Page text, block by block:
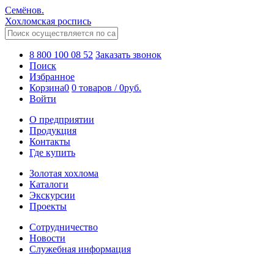
Семёнов.
Хохломская роспись
8 800 100 08 52 Заказать звонок
Поиск
Избранное
Корзина0 0 товаров /0руб.
Войти
О предприятии
Продукция
Контакты
Где купить
Золотая хохлома
Каталоги
Экскурсии
Проекты
Сотрудничество
Новости
Служебная информация